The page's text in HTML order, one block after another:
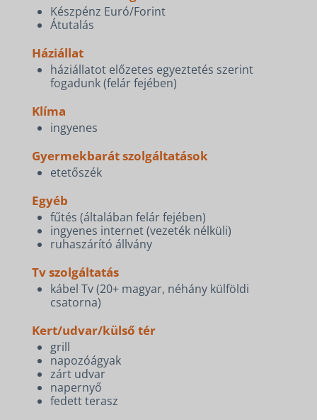
Készpénz Euró/Forint
Átutalás
Háziállat
háziállatot előzetes egyeztetés szerint
fogadunk (felár fejében)
Klíma
ingyenes
Gyermekbarát szolgáltatások
etetőszék
Egyéb
fűtés (általában felár fejében)
ingyenes internet (vezeték nélküli)
ruhaszárító állvány
Tv szolgáltatás
kábel Tv (20+ magyar, néhány külföldi
csatorna)
Kert/udvar/külső tér
grill
napozóágyak
zárt udvar
napernyő
fedett terasz